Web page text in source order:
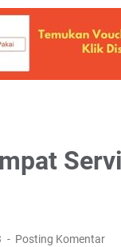
Posting Komentar